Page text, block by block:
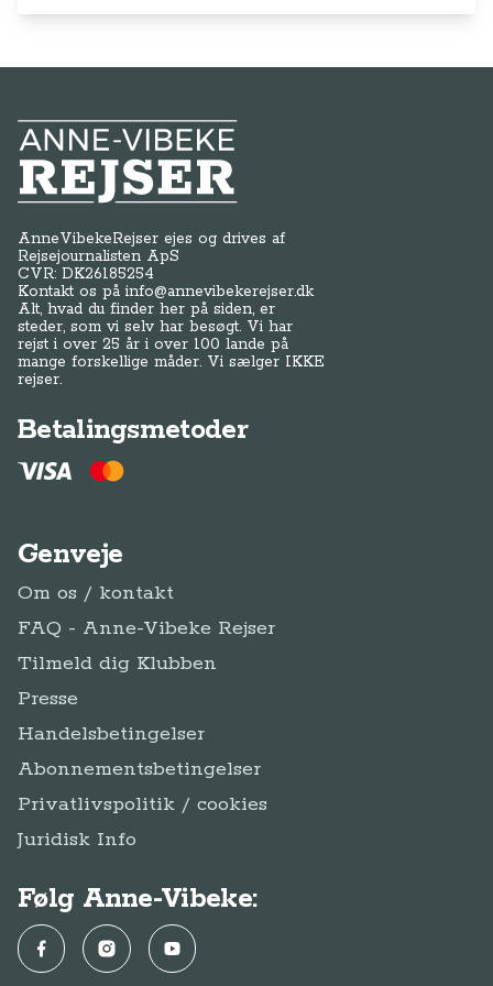
Anne-Vibeke Rejser
AnneVibekeRejser ejes og drives af
Rejsejournalisten ApS
CVR: DK26185254
Kontakt os påinfo@annevibekerejser.dk
Alt, hvad du finder her på siden, er
steder, som vi selv har besøgt. Vi har
rejst i over 25 år i over 100 lande på
mange forskellige måder. Vi sælger IKKE
rejser.
Betalingsmetoder
Genveje
Om os / kontakt
FAQ - Anne-Vibeke Rejser
Tilmeld dig Klubben
Presse
Handelsbetingelser
Abonnementsbetingelser
Privatlivspolitik / cookies
Juridisk Info
Følg Anne-Vibeke:
FacebookInstagramYouTube